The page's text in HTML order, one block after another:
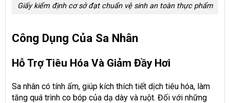
Giấy kiểm định cơ sở đạt chuẩn vệ sinh an toàn thực phẩm
Công Dụng Của Sa Nhân
Hỗ Trợ Tiêu Hóa Và Giảm Đầy Hơi
Sa nhân có tính ấm, giúp kích thích tiết dịch tiêu hóa, làm
tăng quá trình co bóp của dạ dày và ruột. Đối với những